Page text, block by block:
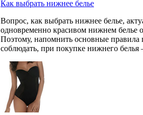
Как выбрать нижнее белье
Вопрос, как выбрать нижнее белье,
одновременно красивом нижнем белье
Поэтому, напомнить основные
соблюдать, при покупке нижнего